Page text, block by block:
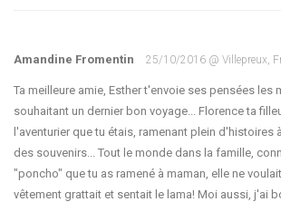
Amandine Fromentin 25/10/2016 @ Villepreux,
Ta meilleure amie, Esther t'envoie ses pensées les
souhaitant un dernier bon voyage... Florence ta
l'aventurier que tu étais, ramenant plein d'histoires
des souvenirs... Tout le monde dans la famille,
"poncho" que tu as ramené à maman, elle ne
vêtement grattait et sentait le lama! Moi aussi, j'ai